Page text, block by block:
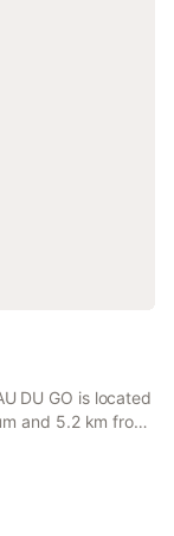
DU GO is located
and 5.2 km from
provides a